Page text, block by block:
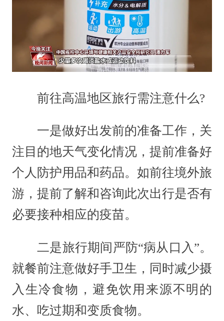
前往高温地区旅行需注意什么?
一是做好出发前的准备工作，关
注目的地天气变化情况，提前准备好
个人防护用品和药品。如前往境外旅
游，提前了解和咨询此次出行是否有
必要接种相应的疫苗。
二是旅行期间严防“病从口入”。
就餐前注意做好手卫生，同时减少摄
入生冷食物，避免饮用来源不明的
水、吃过期和变质食物。